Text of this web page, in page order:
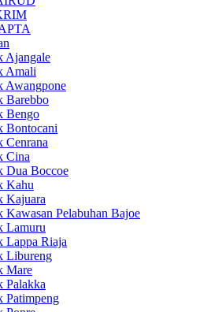
Ajangale
Amali
Awangpone
Barebbo
Bengo
Bontocani
Cenrana
Cina
Dua Boccoe
Kahu
Kajuara
Kawasan Pelabuhan Bajoe
Lamuru
Lappa Riaja
Libureng
Mare
Palakka
Patimpeng